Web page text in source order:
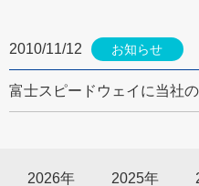
2010/11/12 お知らせ
富士スピードウェイに当社
2026年 2025年